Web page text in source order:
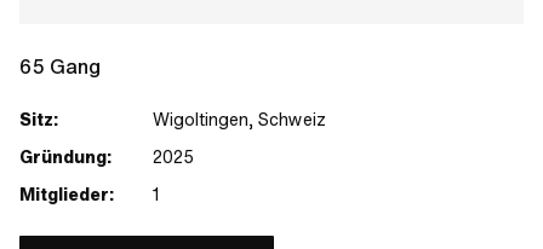
65 Gang
Sitz:
Wigoltingen, Schweiz
Gründung:
2025
Mitglieder:
1